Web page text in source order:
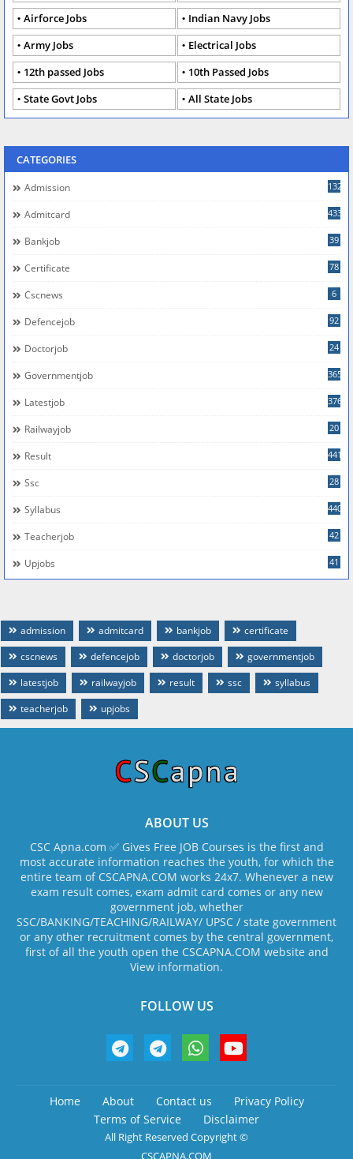
Airforce Jobs
Indian Navy Jobs
Army Jobs
Electrical Jobs
12th passed Jobs
10th Passed Jobs
State Govt Jobs
All State Jobs
CATEGORIES
Admission 132
Admitcard 433
Bankjob 39
Certificate 78
Cscnews 6
Defencejob 92
Doctorjob 24
Governmentjob 365
Latestjob 376
Railwayjob 20
Result 441
Ssc 28
Syllabus 440
Teacherjob 42
Upjobs 41
admission admitcard bankjob
certificate
cscnews
defencejob doctorjob
governmentjob
latestjob
railwayjob result ssc
syllabus
teacherjob
upjobs
ABOUT US
CSC Apna.com ✅ Gives Free JOB Courses is the first and
most accurate information reaches the youth, for which the
entire team of CSCAPNA.COM works 24x7. Whenever a new
exam result comes, exam admit card comes or any new
government job, whether
SSC/BANKING/TEACHING/RAILWAY/ UPSC / state government
or any other recruitment comes by the central government,
first of all the youth open the CSCAPNA.COM website and
View information.
FOLLOW US
Home About Contact us
Privacy Policy
Terms of Service
Disclaimer
All Right Reserved Copyright ©
CSCAPNA.COM